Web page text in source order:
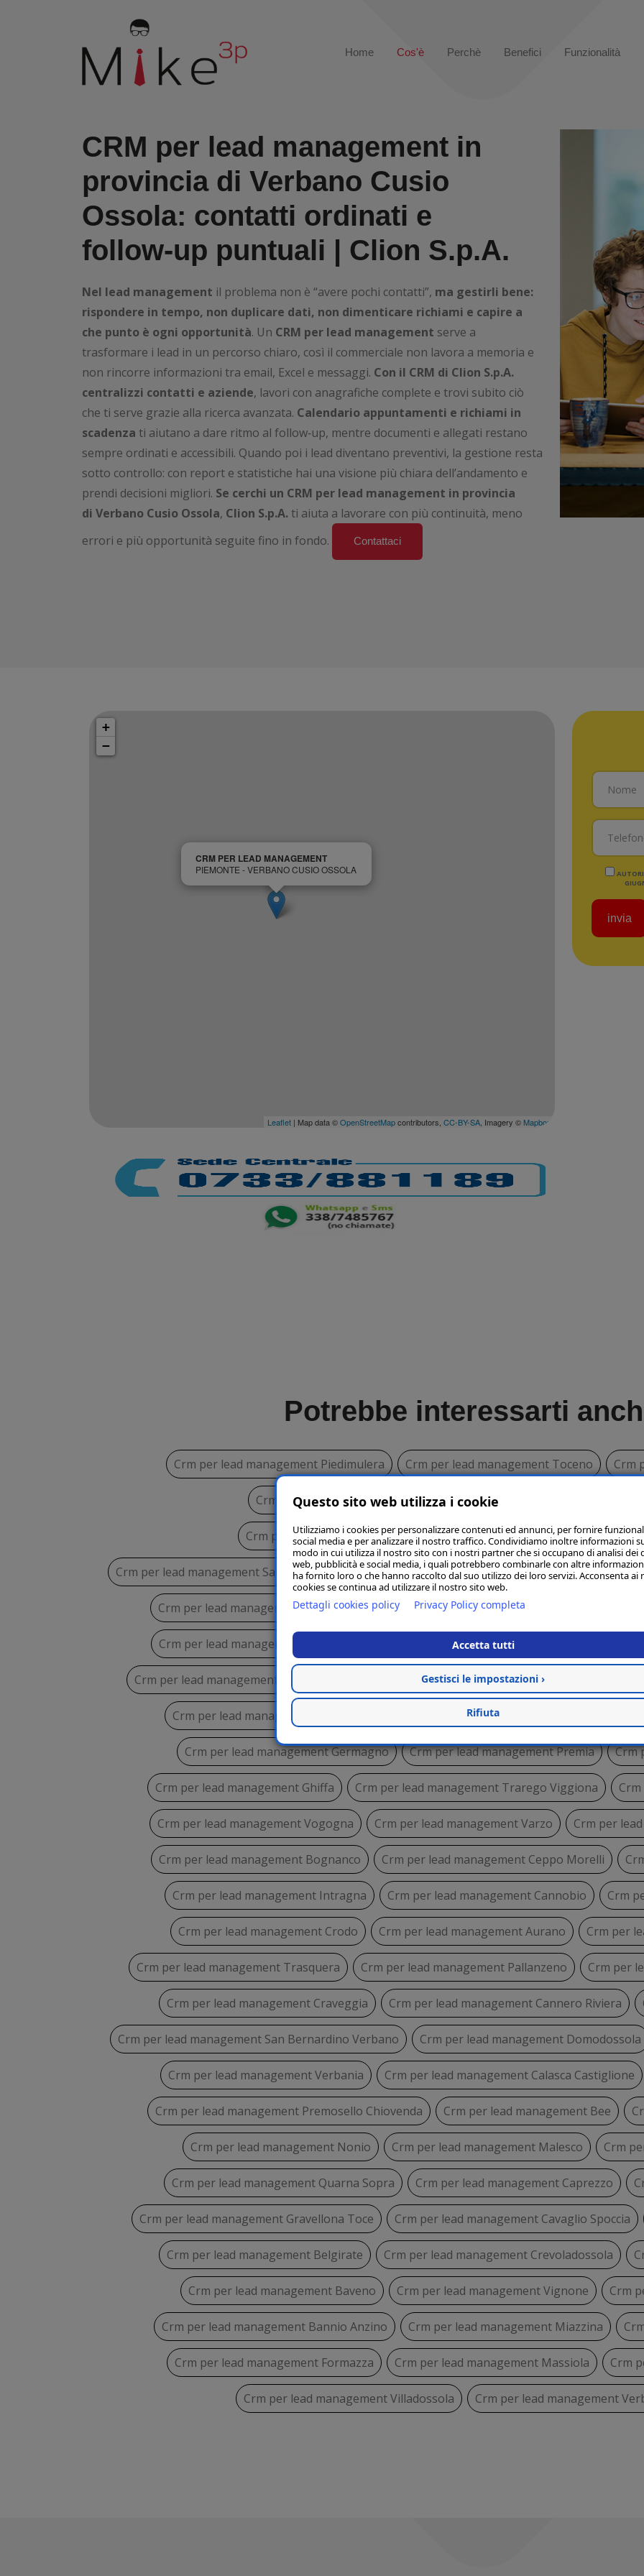
Home Cos'è Perchè Benefici Funzionalità
CRM per lead management in
provincia di Verbano Cusio
Ossola: contatti ordinati e
follow‑up puntuali | Clion S.p.A.
Nel lead management il problema non è “avere pochi contatti”, ma gestirli bene:
rispondere in tempo, non duplicare dati, non dimenticare richiami e capire a
che punto è ogni opportunità. Un CRM per lead management serve a
trasformare i lead in un percorso chiaro, così il commerciale non lavora a memoria e
non rincorre informazioni tra email, Excel e messaggi. Con il CRM di Clion S.p.A.
centralizzi contatti e aziende, lavori con anagrafiche complete e trovi subito ciò
che ti serve grazie alla ricerca avanzata. Calendario appuntamenti e richiami in
scadenza ti aiutano a dare ritmo al follow‑up, mentre documenti e allegati restano
sempre ordinati e accessibili. Quando poi i lead diventano preventivi, la gestione resta
sotto controllo: con report e statistiche hai una visione più chiara dell’andamento e
prendi decisioni migliori. Se cerchi un CRM per lead management in provincia
di Verbano Cusio Ossola, Clion S.p.A. ti aiuta a lavorare con più continuità, meno
errori e più opportunità seguite fino in fondo.
Contattaci
CRM PER LEAD MANAGEMENT
PIEMONTE - VERBANO CUSIO OSSOLA
+
−
Leaflet | Map data ©OpenStreetMapcontributors, CC-BY-SA , Imagery © Mapbox
invia
Potrebbe interessarti
Crm per lead management Piedimulera Crm per lead management Toceno Crm
Crm per lead management Cursolo Orasso Crm per lead
Crm per lead management Vanzone con San Carlo Crm per lead
Crm per lead management Santa Maria Maggiore Crm per lead management Madonna del
Crm per lead management Montecrestese Crm per lead management Mergozzo
Crm per lead management Premeno Crm per lead management Anzola d'Ossola
Crm per lead management Beura Cardezza Crm per lead management Omegna Crm
Crm per lead management Stresa Crm per lead management Masera Crm per
Crm per lead management Germagno Crm per lead management Premia Crm
Crm per lead management Ghiffa Crm per lead management Trarego Viggiona
Crm per lead management Vogogna Crm per lead management Varzo Crm per
Crm per lead management Bognanco Crm per lead management Ceppo Morelli
Crm per lead management Intragna Crm per lead management Cannobio Crm
Crm per lead management Crodo Crm per lead management Aurano Crm per
Crm per lead management Trasquera Crm per lead management Pallanzeno Crm per
Crm per lead management Craveggia Crm per lead management Cannero Riviera
Crm per lead management San Bernardino Verbano Crm per lead management Domodossola
Crm per lead management Verbania Crm per lead management Calasca Castiglione
Crm per lead management Premosello Chiovenda Crm per lead management Bee
Crm per lead management Nonio Crm per lead management Malesco Crm
Crm per lead management Quarna Sopra Crm per lead management Caprezzo
Crm per lead management Gravellona Toce Crm per lead management Cavaglio Spoccia
Crm per lead management Belgirate Crm per lead management Crevoladossola
Crm per lead management Baveno Crm per lead management Vignone Crm
Crm per lead management Bannio Anzino Crm per lead management Miazzina
Crm per lead management Formazza Crm per lead management Massiola Crm
Crm per lead management Villadossola Crm per lead management
Questo sito web utilizza i cookie
Utilizziamo i cookies per personalizzare contenuti ed annunci, per fornire
social media e per analizzare il nostro traffico. Condividiamo inoltre informazioni
modo in cui utilizza il nostro sito con i nostri partner che si occupano di analisi dei
web, pubblicità e social media, i quali potrebbero combinarle con altre
ha fornito loro o che hanno raccolto dal suo utilizzo dei loro servizi. Acconsenta ai
cookies se continua ad utilizzare il nostro sito web.
Dettagli cookies policy Privacy Policy completa
Accetta tutti
Gestisci le impostazioni ›
Rifiuta